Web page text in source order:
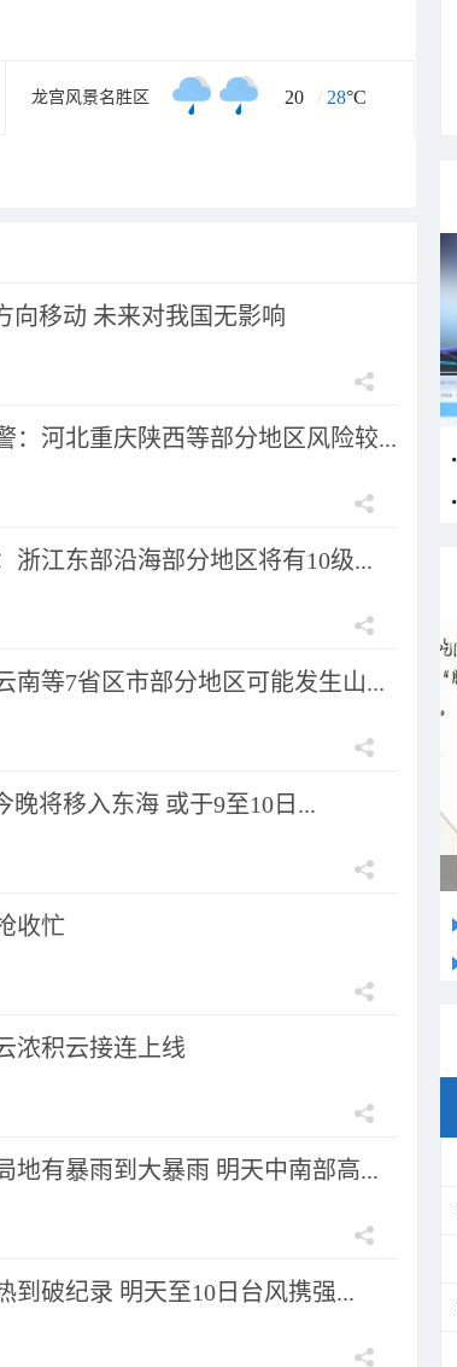
龙宫风景名胜区 20 / 28°C
向移动 未来对我国无影响
：河北重庆陕西等部分地区风险较...
浙江东部沿海部分地区将有10级...
南等7省区市部分地区可能发生山...
晚将移入东海 或于9至10日...
收忙
浓积云接连上线
地有暴雨到大暴雨 明天中南部高...
到破纪录 明天至10日台风携强...